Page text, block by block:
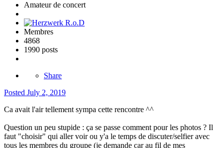
Amateur de concert
Membres
4868
1990 posts
Share
Posted July 2, 2019
Ca avait l'air tellement sympa cette rencontre ^^
Question un peu stupide : ça se passe comment pour les photos ? Il
faut "choisir" qui aller voir ou y'a le temps de discuter/selfier avec
tous les membres du groupe (je demande car au fil de mes